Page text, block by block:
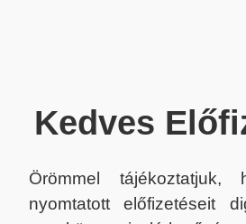
Kedves
Örömmel tájékoztatjuk,
nyomtatott előfizetéseit